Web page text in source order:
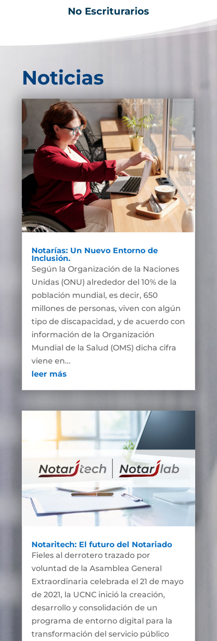
No Escriturarios
Noticias
Notarías: Un Nuevo Entorno de
Inclusión.
Según la Organización de la Naciones
Unidas (ONU) alrededor del 10% de la
población mundial, es decir, 650
millones de personas, viven con algún
tipo de discapacidad, y de acuerdo con
información de la Organización
Mundial de la Salud (OMS) dicha cifra
viene en...
leer más
Notaritech: El futuro del Notariado
Fieles al derrotero trazado por
voluntad de la Asamblea General
Extraordinaria celebrada el 21 de mayo
de 2021, la UCNC inició la creación,
desarrollo y consolidación de un
programa de entorno digital para la
transformación del servicio público